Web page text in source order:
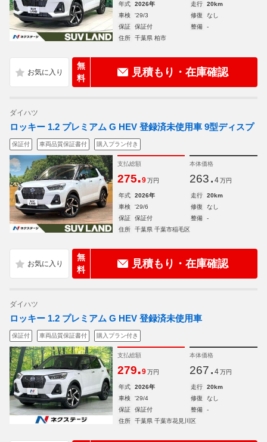
年式 2026年 走行
20km
車検
'29/3 修復
なし
保証
保証付 整備
-
住所
千葉県 柏市
無
料
見積もり・在庫確認
ダイハツ
ロッキー 1.2 プレミアム G HEV 登録済未使用車 9型ディスプ
保証付 車両品質保証書付 購入プラン付き
支払総額
275.9 万円
本体価格
263. 4 万円
年式 2026年 走行
20km
車検
'29/6 修復
なし
保証
保証付 整備
-
住所
千葉県 千葉市稲毛区
無
料
見積もり・在庫確認
ダイハツ
ロッキー 1.2 プレミアム G HEV 登録済未使用車
保証付 車両品質保証書付 購入プラン付き
支払総額
279.9 万円
本体価格
267. 4 万円
年式 2026年 走行
20km
車検
'29/4 修復
なし
保証
保証付 整備
-
住所
千葉県 千葉市花見川区